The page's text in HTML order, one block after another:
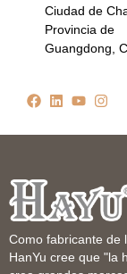
Ciudad de
Provincia de
Guangdong,
Como fabricante de
HanYu cree que "la